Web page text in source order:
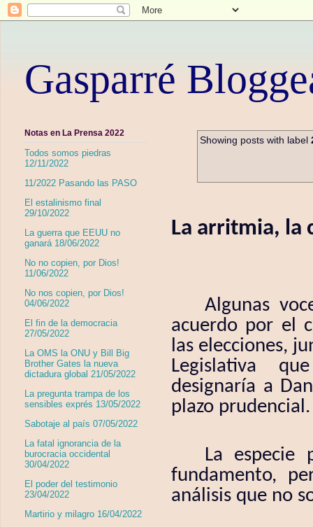
Gasparré
Showing posts with label
La arritmia, la
Algunas
acuerdo por el
las elecciones,
Legislativa
designaría a
plazo prudencial.
La especie
fundamento,
análisis que no
Notas en La Prensa 2022
Todos somos piedras
12/11/2022
11/2022 Pasando las PASO
El estalinismo final
29/10/2022
La guerra que EEUU no
ganará 18/06/2022
No no copien, por Dios!
11/06/2022
No nos copien, por Dios!
04/06/2022
El fin de la democracia
27/05/2022
La OMS la ONU y Bill Big
Brother Gates la nueva
dictadura global 21/05/2022
La pregunta trampa de los
sensibles exprés 13/05/2022
Sabotaje al país 07/05/2022
La fatal ignorancia de la
burocracia occidental
30/04/2022
El poder del testimonio
23/04/2022
Martirio y milagro 16/04/2022